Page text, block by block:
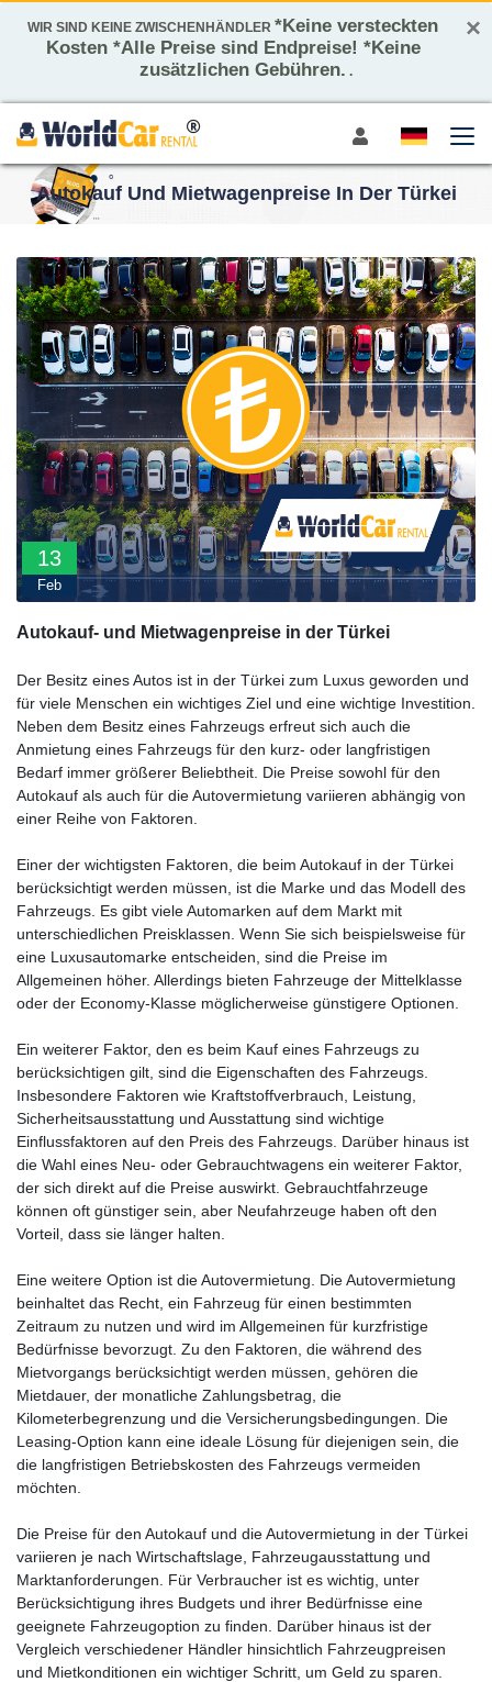
×
WIR SIND KEINE ZWISCHENHÄNDLER *Keine versteckten
Kosten *Alle Preise sind Endpreise! *Keine
zusätzlichen Gebühren. .
Autokauf Und Mietwagenpreise In Der Türkei
13
Feb
Autokauf- und Mietwagenpreise in der Türkei
Der Besitz eines Autos ist in der Türkei zum Luxus geworden und
für viele Menschen ein wichtiges Ziel und eine wichtige Investition.
Neben dem Besitz eines Fahrzeugs erfreut sich auch die
Anmietung eines Fahrzeugs für den kurz- oder langfristigen
Bedarf immer größerer Beliebtheit. Die Preise sowohl für den
Autokauf als auch für die Autovermietung variieren abhängig von
einer Reihe von Faktoren.
Einer der wichtigsten Faktoren, die beim Autokauf in der Türkei
berücksichtigt werden müssen, ist die Marke und das Modell des
Fahrzeugs. Es gibt viele Automarken auf dem Markt mit
unterschiedlichen Preisklassen. Wenn Sie sich beispielsweise für
eine Luxusautomarke entscheiden, sind die Preise im
Allgemeinen höher. Allerdings bieten Fahrzeuge der Mittelklasse
oder der Economy-Klasse möglicherweise günstigere Optionen.
Ein weiterer Faktor, den es beim Kauf eines Fahrzeugs zu
berücksichtigen gilt, sind die Eigenschaften des Fahrzeugs.
Insbesondere Faktoren wie Kraftstoffverbrauch, Leistung,
Sicherheitsausstattung und Ausstattung sind wichtige
Einflussfaktoren auf den Preis des Fahrzeugs. Darüber hinaus ist
die Wahl eines Neu- oder Gebrauchtwagens ein weiterer Faktor,
der sich direkt auf die Preise auswirkt. Gebrauchtfahrzeuge
können oft günstiger sein, aber Neufahrzeuge haben oft den
Vorteil, dass sie länger halten.
Eine weitere Option ist die Autovermietung. Die Autovermietung
beinhaltet das Recht, ein Fahrzeug für einen bestimmten
Zeitraum zu nutzen und wird im Allgemeinen für kurzfristige
Bedürfnisse bevorzugt. Zu den Faktoren, die während des
Mietvorgangs berücksichtigt werden müssen, gehören die
Mietdauer, der monatliche Zahlungsbetrag, die
Kilometerbegrenzung und die Versicherungsbedingungen. Die
Leasing-Option kann eine ideale Lösung für diejenigen sein, die
die langfristigen Betriebskosten des Fahrzeugs vermeiden
möchten.
Die Preise für den Autokauf und die Autovermietung in der Türkei
variieren je nach Wirtschaftslage, Fahrzeugausstattung und
Marktanforderungen. Für Verbraucher ist es wichtig, unter
Berücksichtigung ihres Budgets und ihrer Bedürfnisse eine
geeignete Fahrzeugoption zu finden. Darüber hinaus ist der
Vergleich verschiedener Händler hinsichtlich Fahrzeugpreisen
und Mietkonditionen ein wichtiger Schritt, um Geld zu sparen.